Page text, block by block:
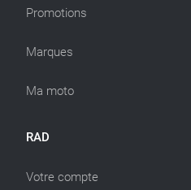
Promotions
Marques
Ma moto
RAD
Votre compte